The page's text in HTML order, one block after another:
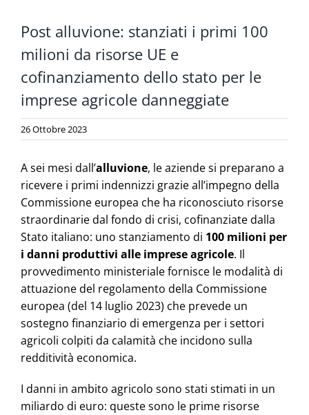
Post alluvione: stanziati i primi 100
milioni da risorse UE e
cofinanziamento dello stato per le
imprese agricole danneggiate
26 Ottobre 2023
A sei mesi dall’alluvione, le aziende si preparano a
ricevere i primi indennizzi grazie all’impegno della
Commissione europea che ha riconosciuto risorse
straordinarie dal fondo di crisi, cofinanziate dalla
Stato italiano: uno stanziamento di 100 milioni per
i danni produttivi alle imprese agricole. Il
provvedimento ministeriale fornisce le modalità di
attuazione del regolamento della Commissione
europea (del 14 luglio 2023) che prevede un
sostegno finanziario di emergenza per i settori
agricoli colpiti da calamità che incidono sulla
redditività economica.
I danni in ambito agricolo sono stati stimati in un
miliardo di euro: queste sono le prime risorse